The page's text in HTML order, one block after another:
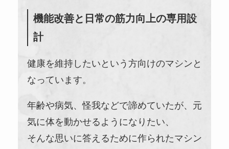
機能改善と日常の筋力向上の専用設
計
健康を維持したいという方向けのマシンと
なっています。
年齢や病気、怪我などで諦めていたが、元
気に体を動かせるようになりたい、
そんな思いに答えるために作られたマシン